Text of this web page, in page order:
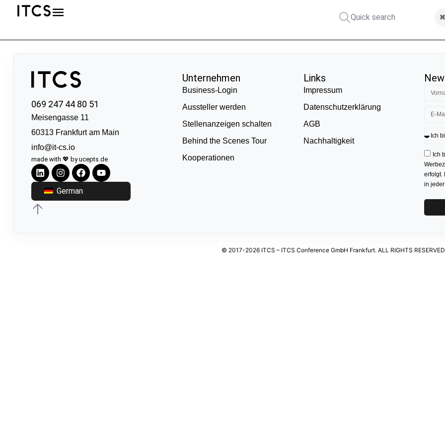
Quick search
069 247 44 80 51
Meisengasse 11
60313 Frankfurt am Main
info@it-cs.io
made with 💖 by ucepts.de
German
Unternehmen
Business-Login
Aussteller werden
Stellenanzeigen schalten
Behind the Scenes Tour
Kooperationen
Links
Impressum
Datenschutzerklärung
AGB
Nachhaltigkeit
Ich
erfolgt.
in
© 2017-2026 ITCS – ITCS Conference GmbH Frankfurt. ALL RIGHTS